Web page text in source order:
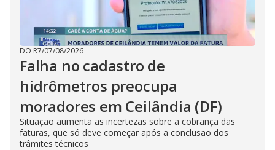
DO R7/07/08/2026
Falha no cadastro de
hidrômetros preocupa
moradores em Ceilândia (DF)
Situação aumenta as incertezas sobre a cobrança das
faturas, que só deve começar após a conclusão dos
trâmites técnicos